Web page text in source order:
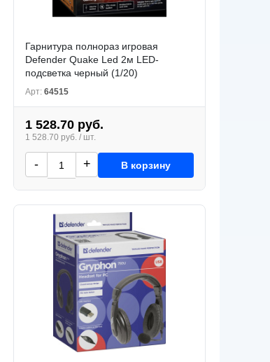
Гарнитура полнораз игровая
Defender Quake Led 2м LED-
подсветка черный (1/20)
Арт: 64515
1 528.70 руб.
1 528.70 руб. / шт.
- + В корзину